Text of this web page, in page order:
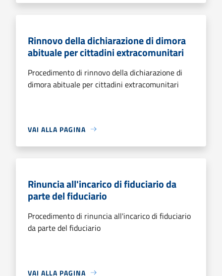
Rinnovo della dichiarazione di dimora
abituale per cittadini extracomunitari
Procedimento di rinnovo della dichiarazione di
dimora abituale per cittadini extracomunitari
VAI ALLA PAGINA
Rinuncia all'incarico di fiduciario da
parte del fiduciario
Procedimento di rinuncia all'incarico di fiduciario
da parte del fiduciario
VAI ALLA PAGINA